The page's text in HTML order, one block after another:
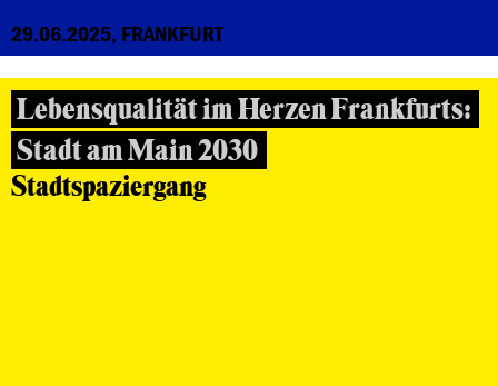
29.06.2025, FRANKFURT
Lebensqualität im Herzen Frankfurts:
Stadt am Main 2030
Stadtspaziergang